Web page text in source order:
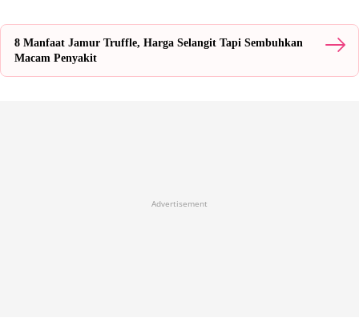
8 Manfaat Jamur Truffle, Harga Selangit Tapi Sembuhkan
Macam Penyakit
Advertisement